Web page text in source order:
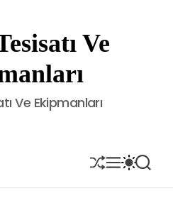
Ve
Ve Ekipmanları
S
H
U
M
E
N
S
W
I
S
E
A